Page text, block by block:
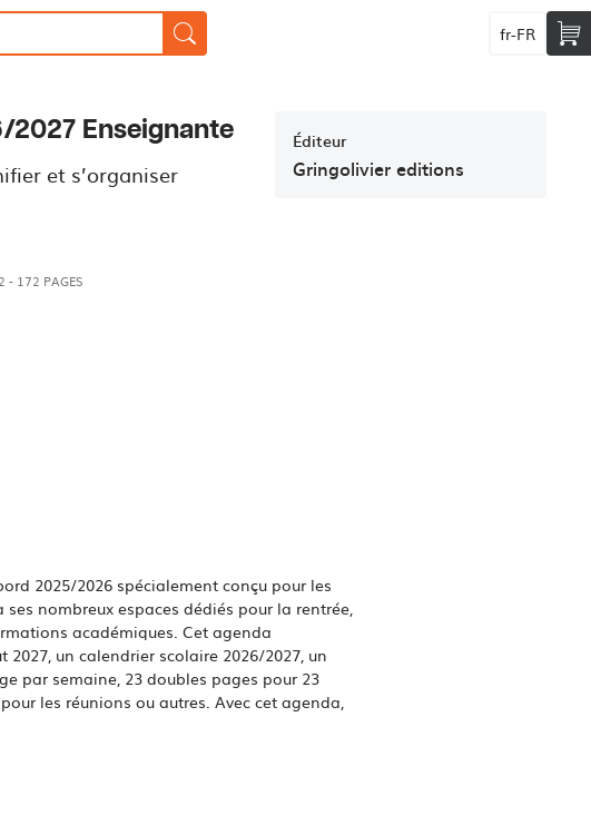
fr-FR
Enseignante
et s’organiser
- 172 PAGES
Éditeur
Gringolivier editions
2025/2026 spécialement conçu pour les
nombreux espaces dédiés pour la rentrée,
académiques. Cet agenda
un calendrier scolaire 2026/2027, un
par semaine, 23 doubles pages pour 23
les réunions ou autres. Avec cet agenda,